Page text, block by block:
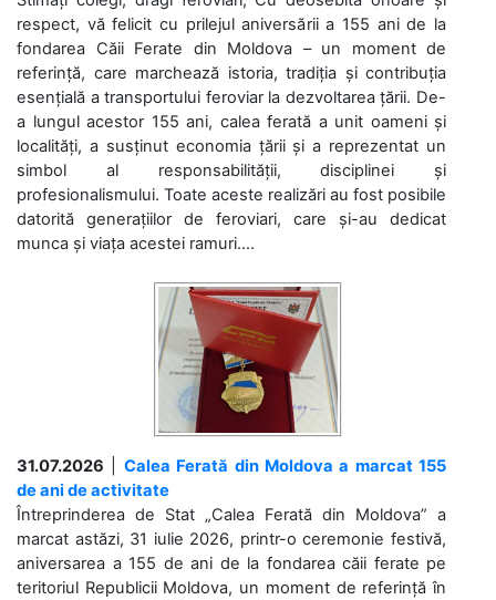
respect, vă felicit cu prilejul aniversării a 155 ani de la
fondarea Căii Ferate din Moldova – un moment de
referință, care marchează istoria, tradiția și contribuția
esențială a transportului feroviar la dezvoltarea țării. De-
a lungul acestor 155 ani, calea ferată a unit oameni și
localități, a susținut economia țării și a reprezentat un
simbol al responsabilității, disciplinei și
profesionalismului. Toate aceste realizări au fost posibile
datorită generațiilor de feroviari, care și-au dedicat
munca și viața acestei ramuri....
31.07.2026
Calea Ferată din Moldova a marcat 155
de ani de activitate
Întreprinderea de Stat „Calea Ferată din Moldova” a
marcat astăzi, 31 iulie 2026, printr-o ceremonie festivă,
aniversarea a 155 de ani de la fondarea căii ferate pe
teritoriul Republicii Moldova, un moment de referință în